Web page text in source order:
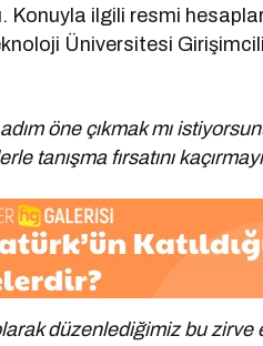
Konuyla ilgili resmi
Üniversitesi
öne çıkmak mı
tanışma fırsatını
düzenlediğimiz bu